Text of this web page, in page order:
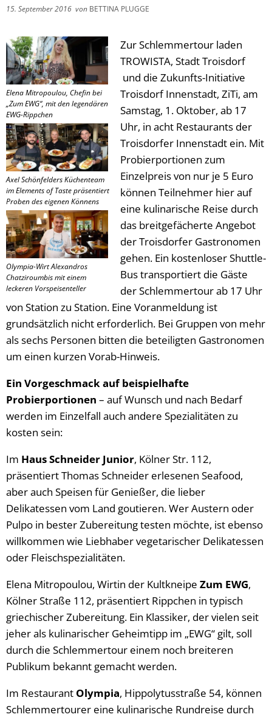
15. September 2016 von BETTINA PLUGGE
Elena Mitropoulou, Chefin bei
„Zum EWG“, mit den legendären
EWG-Rippchen
Axel Schönfelders Küchenteam
im Elements of Taste präsentiert
Proben des eigenen Könnens
Olympia-Wirt Alexandros
Chatziroumbis mit einem
leckeren Vorspeisenteller
Zur Schlemmertour laden
TROWISTA, Stadt Troisdorf
und die Zukunfts-Initiative
Troisdorf Innenstadt, ZiTi, am
Samstag, 1. Oktober, ab 17
Uhr, in acht Restaurants der
Troisdorfer Innenstadt ein. Mit
Probierportionen zum
Einzelpreis von nur je 5 Euro
können Teilnehmer hier auf
eine kulinarische Reise durch
das breitgefächerte Angebot
der Troisdorfer Gastronomen
gehen. Ein kostenloser Shuttle-
Bus transportiert die Gäste
der Schlemmertour ab 17 Uhr
von Station zu Station. Eine Voranmeldung ist
grundsätzlich nicht erforderlich. Bei Gruppen von mehr
als sechs Personen bitten die beteiligten Gastronomen
um einen kurzen Vorab-Hinweis.
Ein Vorgeschmack auf beispielhafte
Probierportionen – auf Wunsch und nach Bedarf
werden im Einzelfall auch andere Spezialitäten zu
kosten sein:
Im Haus Schneider Junior, Kölner Str. 112,
präsentiert Thomas Schneider erlesenen Seafood,
aber auch Speisen für Genießer, die lieber
Delikatessen vom Land goutieren. Wer Austern oder
Pulpo in bester Zubereitung testen möchte, ist ebenso
willkommen wie Liebhaber vegetarischer Delikatessen
oder Fleischspezialitäten.
Elena Mitropoulou, Wirtin der Kultkneipe Zum EWG,
Kölner Straße 112, präsentiert Rippchen in typisch
griechischer Zubereitung. Ein Klassiker, der vielen seit
jeher als kulinarischer Geheimtipp im „EWG“ gilt, soll
durch die Schlemmertour einem noch breiteren
Publikum bekannt gemacht werden.
Im Restaurant Olympia, Hippolytusstraße 54, können
Schlemmertourer eine kulinarische Rundreise durch